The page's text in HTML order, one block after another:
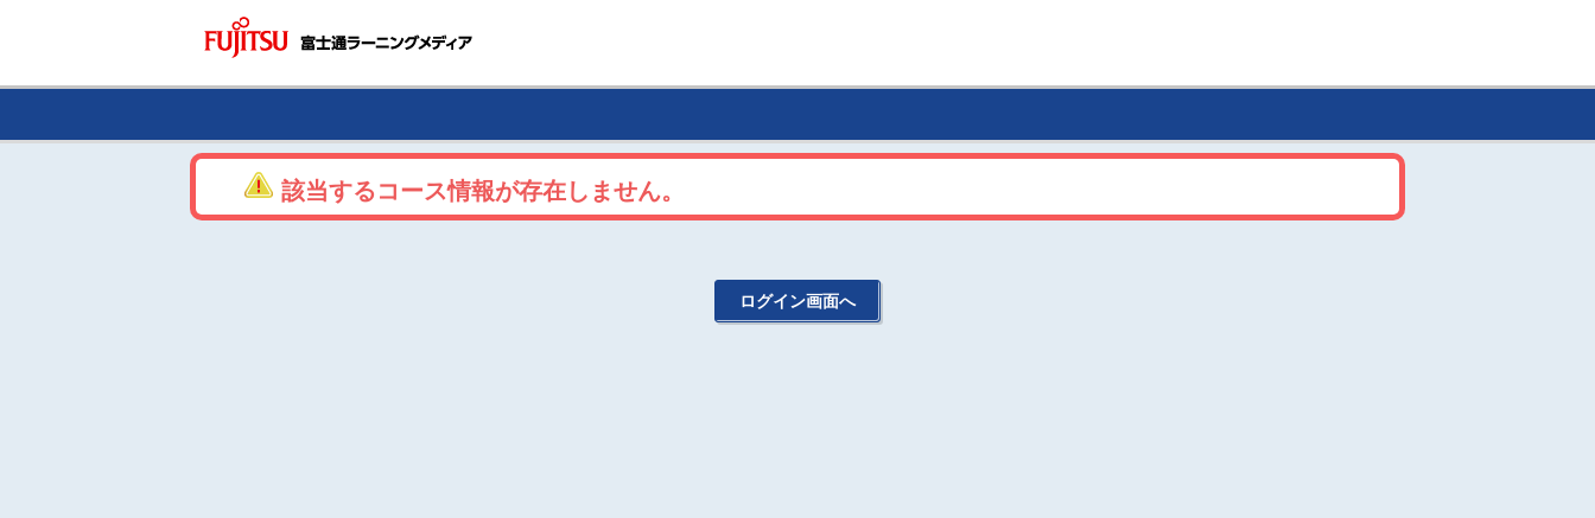
該当するコース情報が存在しません。
ログイン画面へ